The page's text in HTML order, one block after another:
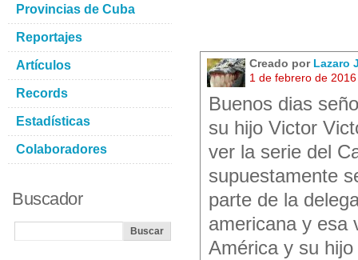
Creado por Lazaro
1 de febrero de
Buenos dias
su hijo Victor
ver la serie del
supuestamente
parte de la
americana y esa
América y su
Provincias de Cuba
Reportajes
Artículos
Records
Estadísticas
Colaboradores
Buscador